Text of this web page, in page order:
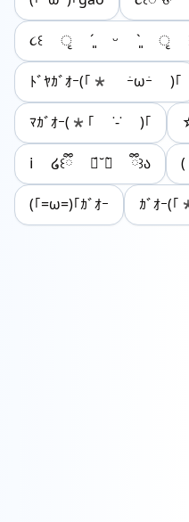
૮꒰ ृ ´͈ ᵕ `͈
ﾄﾞﾔｶﾞｵｰ(｢* ｰ̀ωｰ́ )｢
ﾏｶﾞｵｰ(*｢ ˙-˙ )｢
𝗂 ໒꒰ྀི ฅ́˘ฅ̀ ྀི꒱ა
(｢=ω=)｢ｶﾞｵｰ ｶﾞｵｰ